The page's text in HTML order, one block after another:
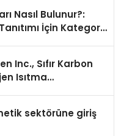
Nasıl Bulunur?:
İçin Kategori
Inc., Sıfır Karbon
Isıtma
sektörüne giriş